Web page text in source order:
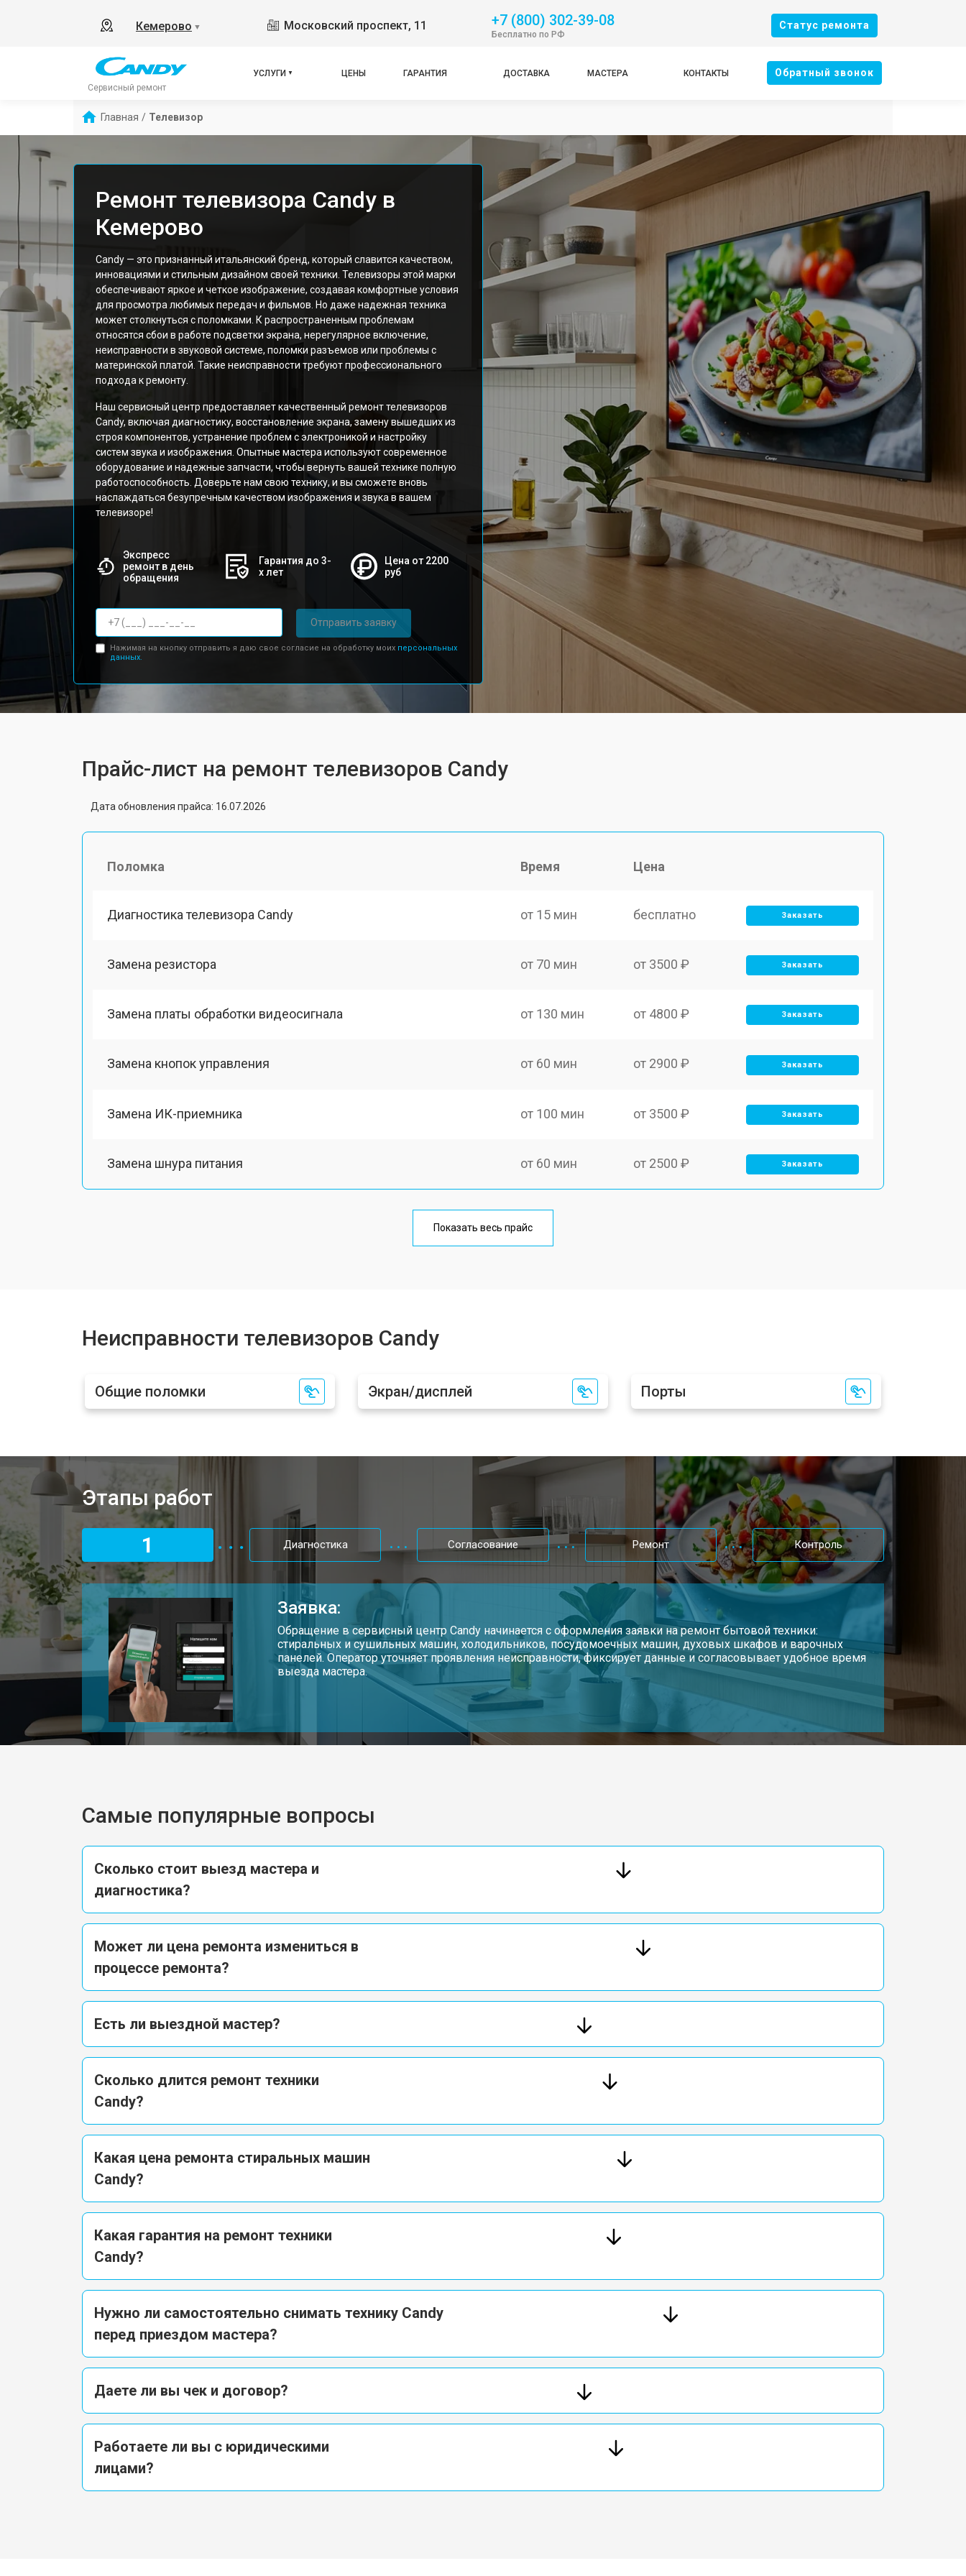
Кемерово ▼ Московский проспект, 11 +7 (800) 302-39-08
Бесплатно по РФ
Cтатус ремонта
Сервисный ремонт
УСЛУГИ ЦЕНЫ ГАРАНТИЯ ДОСТАВКА МАСТЕРА КОНТАКТЫ Oбратный звонок
Главная / Телевизор
Ремонт телевизора Candy в
Кемерово
Candy — это признанный итальянский бренд, который славится качеством,
инновациями и стильным дизайном своей техники. Телевизоры этой марки
обеспечивают яркое и четкое изображение, создавая комфортные условия
для просмотра любимых передач и фильмов. Но даже надежная техника
может столкнуться с поломками. К распространенным проблемам
относятся сбои в работе подсветки экрана, нерегулярное включение,
неисправности в звуковой системе, поломки разъемов или проблемы с
материнской платой. Такие неисправности требуют профессионального
подхода к ремонту.
Наш сервисный центр предоставляет качественный ремонт телевизоров
Candy, включая диагностику, восстановление экрана, замену вышедших из
строя компонентов, устранение проблем с электроникой и настройку
систем звука и изображения. Опытные мастера используют современное
оборудование и надежные запчасти, чтобы вернуть вашей технике полную
работоспособность. Доверьте нам свою технику, и вы сможете вновь
наслаждаться безупречным качеством изображения и звука в вашем
телевизоре!
Экспресс
ремонт в день
обращения
Гарантия до 3-
х лет
Цена от 2200
руб
Отправить заявку
Нажимая на кнопку отправить я даю свое согласие на обработку моих персональных
данных.
Прайс-лист на ремонт телевизоров Candy
Дата обновления прайса: 16.07.2026
Поломка Время Цена
Диагностика телевизора Candy от 15 мин бесплатно Заказать
Замена резистора от 70 мин от 3500 ₽ Заказать
Замена платы обработки видеосигнала от 130 мин от 4800 ₽ Заказать
Замена кнопок управления от 60 мин от 2900 ₽ Заказать
Замена ИК-приемника от 100 мин от 3500 ₽ Заказать
Замена шнура питания от 60 мин от 2500 ₽ Заказать
от 90 мин
Замена HDMI порта от 80 мин от 2600 ₽ Заказать
от 70 мин от 3500 ₽ Заказать
Замена лампы подсветки от 130 мин от 5200 ₽ Заказать
Ремонт блока управления от 60 мин от 3100 ₽ Заказать
Замена блока питания от 100 мин от 3700 ₽
Замена матрицы телевизора Candy от 90 мин от 5500 ₽ Заказать
Прошивка телевизора Candy от 110 мин
Показать весь прайс
Неисправности телевизоров Candy
Общие поломки Экран/дисплей Порты
Этапы работ
1
Диагностика Согласование Ремонт Контроль
Заявка:
Обращение в сервисный центр Candy начинается с оформления заявки на ремонт бытовой техники:
стиральных и сушильных машин, холодильников, посудомоечных машин, духовых шкафов и варочных
панелей. Оператор уточняет проявления неисправности, фиксирует данные и согласовывает удобное время
выезда мастера.
Самые популярные вопросы
Сколько стоит выезд мастера и
диагностика?
Может ли цена ремонта измениться в
процессе ремонта?
Есть ли выездной мастер?
Сколько длится ремонт техники
Candy?
Какая цена ремонта стиральных машин
Candy?
Какая гарантия на ремонт техники
Candy?
Нужно ли самостоятельно снимать технику Candy
перед приездом мастера?
Даете ли вы чек и договор?
Работаете ли вы с юридическими
лицами?